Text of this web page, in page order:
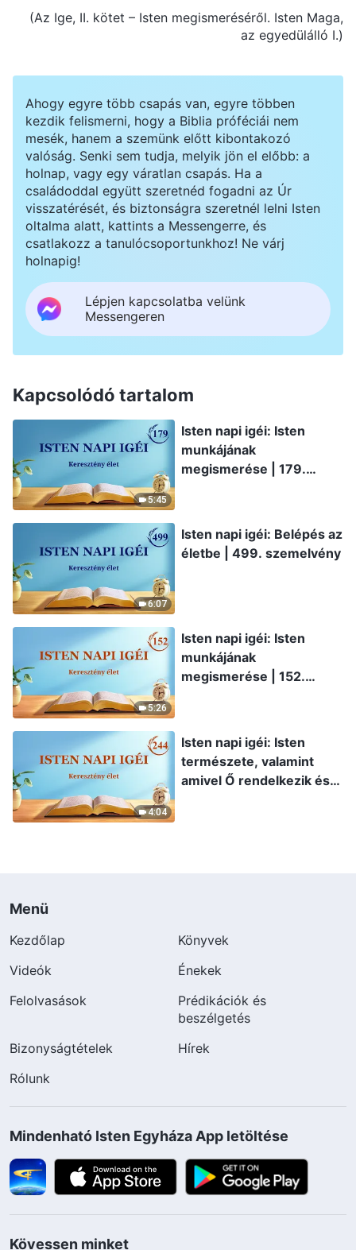
(Az Ige, II. kötet – Isten megismeréséről. Isten Maga,
az egyedülálló I.)
Ahogy egyre több csapás van, egyre többen
kezdik felismerni, hogy a Biblia próféciái nem
mesék, hanem a szemünk előtt kibontakozó
valóság. Senki sem tudja, melyik jön el előbb: a
holnap, vagy egy váratlan csapás. Ha a
családoddal együtt szeretnéd fogadni az Úr
visszatérését, és biztonságra szeretnél lelni Isten
oltalma alatt, kattints a Messengerre, és
csatlakozz a tanulócsoportunkhoz! Ne várj
holnapig!
Lépjen kapcsolatba velünk
Messengeren
Kapcsolódó tartalom
5:45
Isten napi igéi: Isten
munkájának
megismerése | 179.
6:07
Isten napi igéi: Belépés az
életbe | 499. szemelvény
5:26
Isten napi igéi: Isten
munkájának
megismerése | 152.
4:04
Isten napi igéi: Isten
természete, valamint
amivel Ő rendelkezik és
Menü
Kezdőlap
Könyvek
Videók
Énekek
Felolvasások
Prédikációk és
beszélgetés
Bizonyságtételek
Hírek
Rólunk
Mindenható Isten Egyháza App letöltése
Kövessen minket